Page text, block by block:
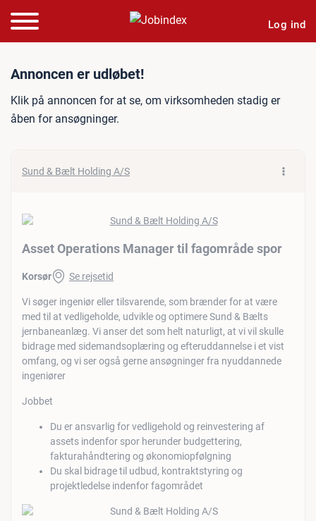
Log ind
Jobannonce: Asset
Annoncen er udløbet!
Klik på annoncen for at se, om virksomheden stadig er
åben for ansøgninger.
Sund & Bælt Holding A/S
Asset Operations Manager til fagområde spor
Korsør Se rejsetid
Vi søger ingeniør eller tilsvarende, som brænder for at være
med til at vedligeholde, udvikle og optimere Sund & Bælts
jernbaneanlæg. Vi anser det som helt naturligt, at vi vil skulle
bidrage med sidemandsoplæring og efteruddannelse i et vist
omfang, og vi ser også gerne ansøgninger fra nyuddannede
ingeniører
Jobbet
Du er ansvarlig for vedligehold og reinvestering af
assets indenfor spor herunder budgettering,
fakturahåndtering og økonomiopfølgning
Du skal bidrage til udbud, kontraktstyring og
projektledelse indenfor fagområdet